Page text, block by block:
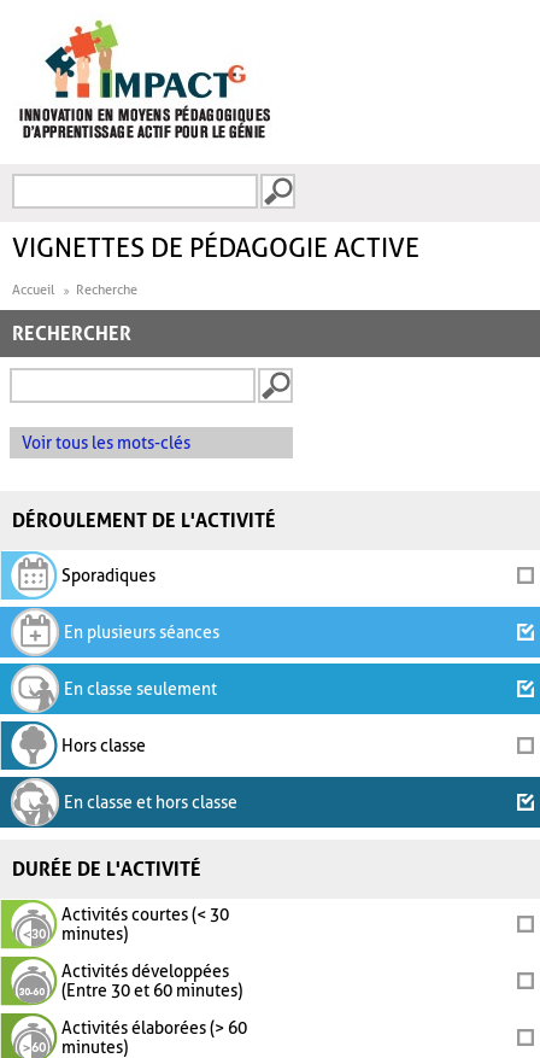
FORMULAIRE DE
VIGNETTES DE PÉDAGOGIE ACTIVE
Accueil Recherche
RECHERCHER
Voir tous les mots-clés
DÉROULEMENT DE L'ACTIVITÉ
Sporadiques
En plusieurs séances
En classe seulement
Hors classe
En classe et hors classe
DURÉE DE L'ACTIVITÉ
Activités courtes (< 30
minutes)
Activités développées
(Entre 30 et 60 minutes)
Activités élaborées (> 60
minutes)